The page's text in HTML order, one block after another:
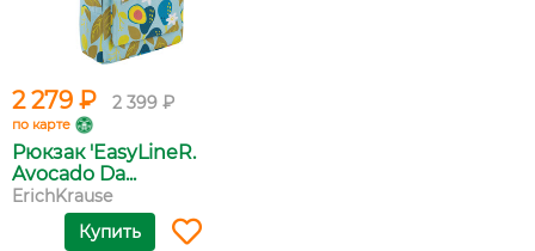
2 279 ₽ 2 399 ₽
по карте
Рюкзак 'EasyLineR.
Avocado Da...
ErichKrause
Купить